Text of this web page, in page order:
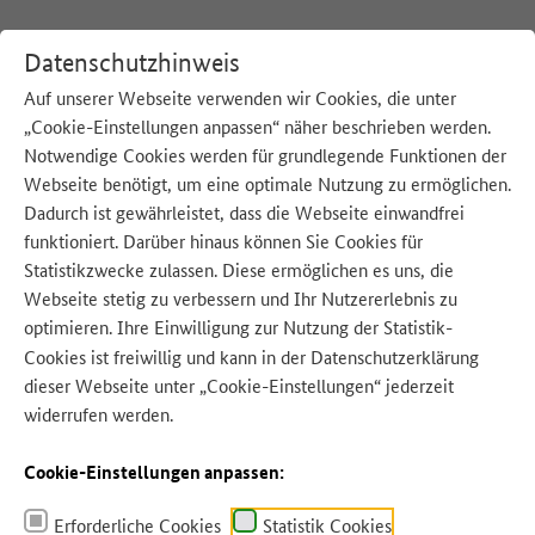
Datenschutzhinweis
Auf unserer Webseite verwenden wir Cookies, die unter
„Cookie-Einstellungen anpassen“ näher beschrieben werden.
Notwendige Cookies werden für grundlegende Funktionen der
Webseite benötigt, um eine optimale Nutzung zu ermöglichen.
Dadurch ist gewährleistet, dass die Webseite einwandfrei
funktioniert. Darüber hinaus können Sie Cookies für
Statistikzwecke zulassen. Diese ermöglichen es uns, die
Webseite stetig zu verbessern und Ihr Nutzererlebnis zu
optimieren. Ihre Einwilligung zur Nutzung der Statistik-
Cookies ist freiwillig und kann in der Datenschutzerklärung
dieser Webseite unter „Cookie-Einstellungen“ jederzeit
widerrufen werden.
Cookie-Einstellungen anpassen:
Erforderliche Cookies Statistik Cookies
:Startseite Blog